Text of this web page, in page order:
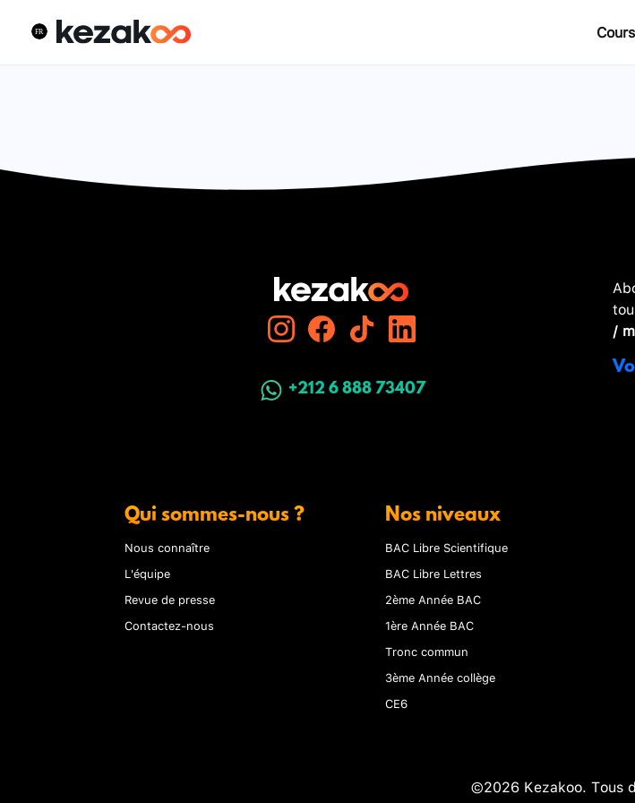
Cours
+212 6 888 73407
/
Qui sommes-nous ?
Nous connaître
L'équipe
Revue de presse
Contactez-nous
Nos niveaux
BAC Libre Scientifique
BAC Libre Lettres
2ème Année BAC
1ère Année BAC
Tronc commun
3ème Année collège
CE6
©2026 Kezakoo. Tous